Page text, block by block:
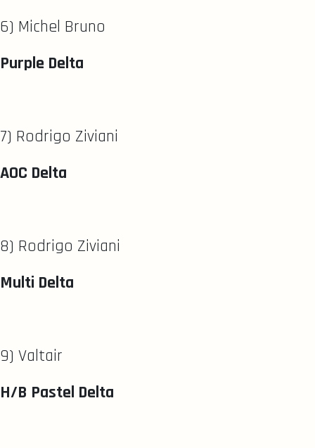
6) Michel Bruno
Purple Delta
7) Rodrigo Ziviani
AOC Delta
8) Rodrigo Ziviani
Multi Delta
9) Valtair
H/B Pastel Delta